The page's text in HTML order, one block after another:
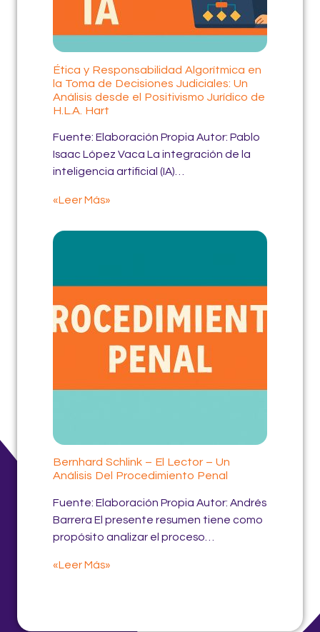
Ética y Responsabilidad Algorítmica en
la Toma de Decisiones Judiciales: Un
Análisis desde el Positivismo Jurídico de
H.L.A. Hart
Fuente: Elaboración Propia Autor: Pablo
Isaac López Vaca La integración de la
inteligencia artificial (IA)…
«Leer Más»
Bernhard Schlink – El Lector – Un
Análisis Del Procedimiento Penal
Fuente: Elaboración Propia Autor: Andrés
Barrera El presente resumen tiene como
propósito analizar el proceso…
«Leer Más»